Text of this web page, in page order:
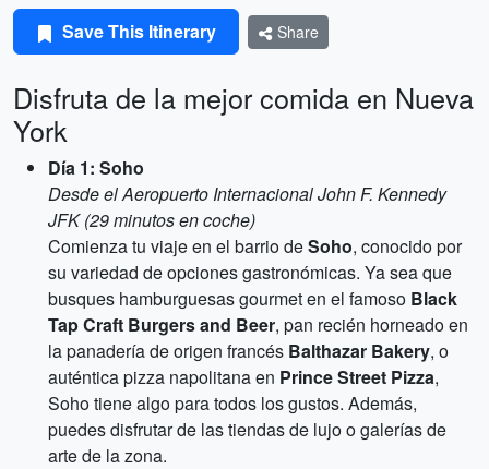
Save This Itinerary Share
Disfruta de la mejor comida en Nueva
York
Día 1: Soho
Desde el Aeropuerto Internacional John F. Kennedy
JFK (29 minutos en coche)
Comienza tu viaje en el barrio deSoho, conocido por
su variedad de opciones gastronómicas. Ya sea que
busques hamburguesas gourmet en el famoso Black
Tap Craft Burgers and Beer, pan recién horneado en
la panadería de origen francés Balthazar Bakery, o
auténtica pizza napolitana en Prince Street Pizza,
Soho tiene algo para todos los gustos. Además,
puedes disfrutar de las tiendas de lujo o galerías de
arte de la zona.